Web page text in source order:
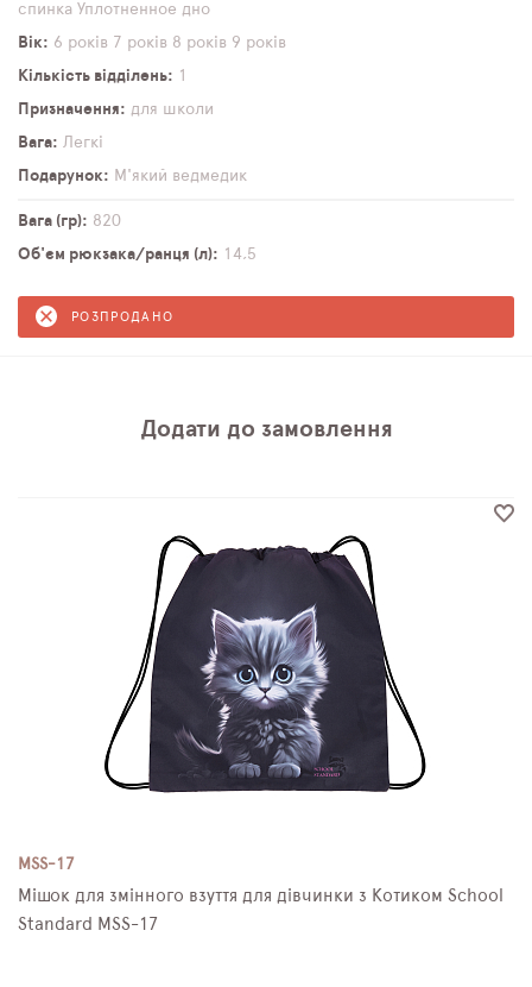
спинка Уплотненное дно
Вік
6 років 7 років 8 років 9 років
Кількість відділень
1
Призначення
для школи
Вага
Легкі
Подарунок
М'який ведмедик
Вага (гр)
820
Об'єм рюкзака/ранця (л)
14,5
РОЗПРОДАНО
Додати до замовлення
MSS-17
Мішок для змінного взуття для дівчинки з Котиком School
Standard MSS-17